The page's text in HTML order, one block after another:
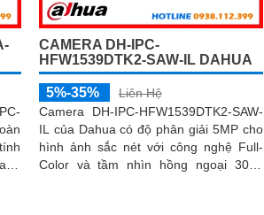
CAMERA DH-IPC-
HFW1539DTK2-SAW-IL DAHUA
5%-35%
Liên Hệ
Camera DH-IPC-HFW1539DTK2-SAW-
IL của Dahua có độ phân giải 5MP cho
hình ảnh sắc nét với công nghệ Full-
Color và tầm nhìn hồng ngoại 30m.